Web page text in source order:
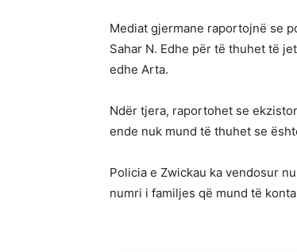
Mediat gjermane raportojnë se
Sahar N. Edhe për të thuhet të
edhe Arta.
Ndër tjera, raportohet se
ende nuk mund të thuhet se
Policia e Zwickau ka vendosur
numri i familjes që mund të